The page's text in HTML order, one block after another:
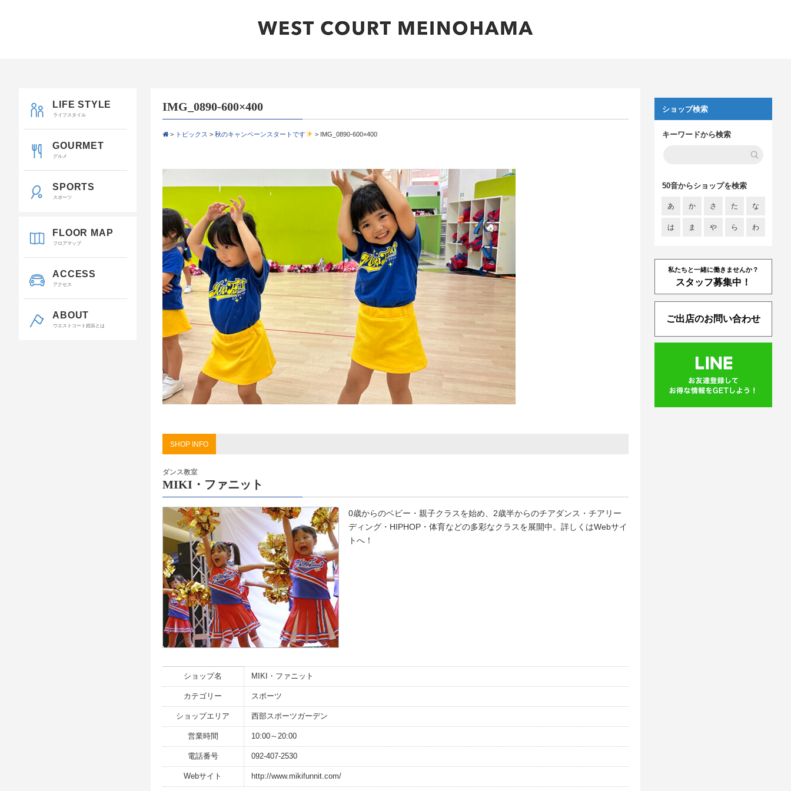
LIFE STYLE
ライフスタイル
GOURMET
グルメ
SPORTS
スポーツ
FLOOR MAP
フロアマップ
ACCESS
アクセス
ABOUT
ウエストコート姪浜とは
IMG_0890-600×400
> トピックス > 秋のキャンペーンスタートです > IMG_0890-600×400
SHOP INFO
ダンス教室
MIKI・ファニット
0歳からのベビー・親子クラスを始め、2歳半からのチアダンス・チアリー
ディング・HIPHOP・体育などの多彩なクラスを展開中。詳しくはWebサイ
トへ！
ショップ名 MIKI・ファニット
カテゴリー スポーツ
ショップエリア 西部スポーツガーデン
営業時間 10:00～20:00
電話番号 092-407-2530
Webサイト http://www.mikifunnit.com/
ショップ検索
キーワードから検索
50音からショップを検索
あ か さ た な
は ま や ら わ
私たちと一緒に働きませんか？
スタッフ募集中！
ご出店のお問い合わせ